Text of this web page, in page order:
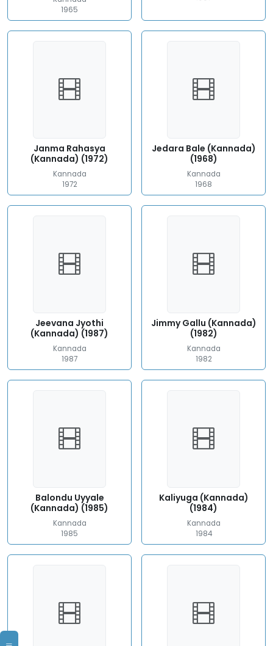
1965
Janma Rahasya
(Kannada) (1972)
Kannada
1972
Jedara Bale (Kannada)
(1968)
Kannada
1968
Jeevana Jyothi
(Kannada) (1987)
Kannada
1987
Jimmy Gallu (Kannada)
(1982)
Kannada
1982
Balondu Uyyale
(Kannada) (1985)
Kannada
1985
Kaliyuga (Kannada)
(1984)
Kannada
1984